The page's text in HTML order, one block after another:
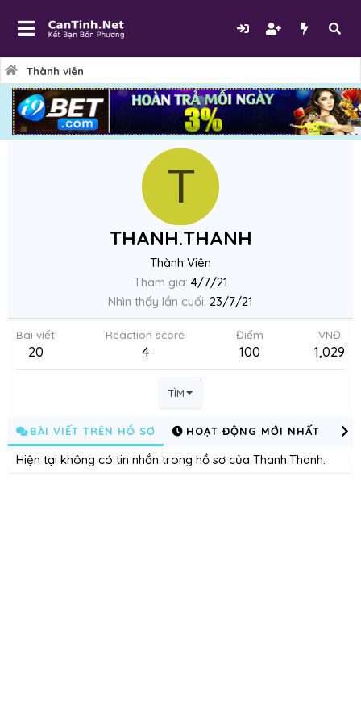
Thành viên
T
THANH.THANH
Thành Viên
Tham gia 4/7/21
Nhìn thấy lần cuối 23/7/21
Bài viết
20
Reaction score
4
Điểm
100
VNĐ
1,029
TÌM
BÀI VIẾT TRÊN HỒ SƠ HOẠT ĐỘNG MỚI NHẤT
Hiện tại không có tin nhắn trong hồ sơ của Thanh.Thanh.